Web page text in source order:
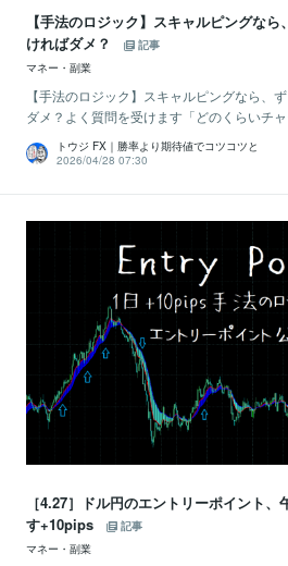
【手法のロジック】スキャルピングな
ければダメ？
記事
マネー・副業
【手法のロジック】スキャルピングなら、
ダメ？よく質問を受けます「どのくらいチ
トウジ FX｜勝率より期待値でコツコツと
2026/04/28 07:30
［4.27］ドル円のエントリーポイント
す+10pips
記事
マネー・副業